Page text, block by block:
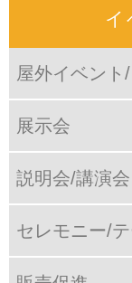
イ
屋外イベント
展示会
説明会/講演会
セレモニー/